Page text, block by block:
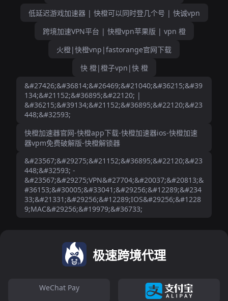
低延迟游戏加速器 | 快橙可以同时登几个号 | 快诚vpn
跨境加速VPN平台 | 快橙vpn苹果版 | vpn 橙
火橙|快橙vnp|fastorange官网下载
快 橙|橙子vpn|快 橙
&#27426;&#36814;&#26469;&#21040;&#36215;&#39
134;&#21152;&#36895;&#22120; |
&#36215;&#39134;&#21152;&#36895;&#22120;&#23
448;&#32593;
快橙加速器官网-快橙app下载-快橙加速器ios-快橙加速
器vpm免费破解版-快橙解锁器
&#23567;&#29275;&#21152;&#36895;&#22120;&#23
448;&#32593; -
&#23567;&#29275;VPN&#27704;&#20037;&#20813;&
#36153;&#30005;&#33041;&#29256;&#12289;&#234
33;&#21331;&#29256;&#12289;IOS&#29256;&#1228
9;MAC&#29256;&#19979;&#36733;
极速跨境代理
WeChat Pay